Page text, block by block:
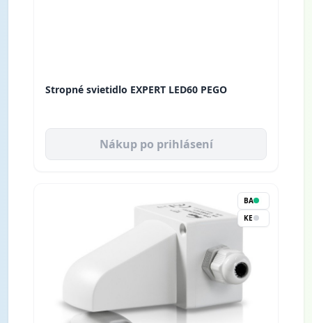
Stropné svietidlo EXPERT LED60 PEGO
Nákup po prihlásení
BA
KE